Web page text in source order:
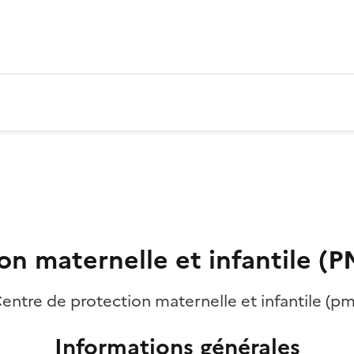
maternelle et infantile
de protection maternelle et infantile
Informations générales